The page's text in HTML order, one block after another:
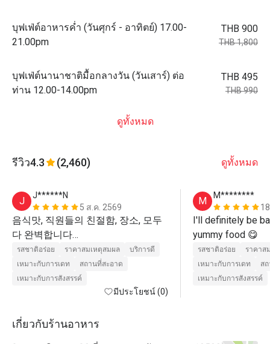
บุฟเฟ่ต์อาหารค่ำ (วันศุกร์ - อาทิตย์) 17.00-
21.00pm
THB 900
THB 1,800
บุฟเฟ่ต์นานาชาติมื้อกลางวัน (วันเสาร์) ต่อ
ท่าน 12.00-14.00pm
THB 495
THB 990
ดูทั้งหมด
รีวิว4.3 (2,460) ดูทั้งหมด
J
J******N
5 ส.ค. 2569
음식맛, 직원들의 친절함, 장소, 모두
다 완벽합니다
완전히 추천할 곳이고 다시 방문하고
รสชาติอร่อย ราคาสมเหตุสมผล
บริการดี
เหมาะกับการเดท
สถานที่สะอาด
เหมาะกับการสังสรรค์
มีประโยชน์ (0)
M
M********
I'll definitely be
รสชาติอร่อย
ราคาส
เหมาะกับการเดท
ส
เหมาะกับการสังสรรค์
เกี่ยวกับร้านอาหาร